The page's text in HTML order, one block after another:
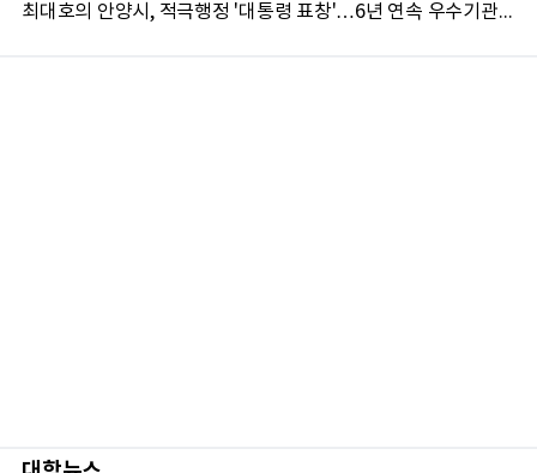
최대호의 안양시, 적극행정 '대통령 표창'…6년 연속 우수기관 쾌거